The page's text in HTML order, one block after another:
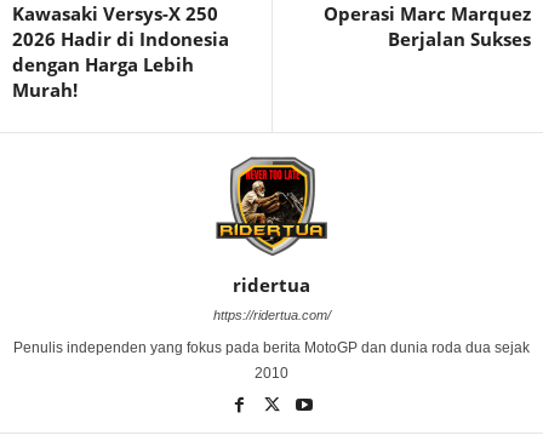
Kawasaki Versys-X 250
2026 Hadir di Indonesia
dengan Harga Lebih
Murah!
Operasi Marc Marquez
Berjalan Sukses
ridertua
https://ridertua.com/
Penulis independen yang fokus pada berita MotoGP dan dunia roda dua sejak
2010